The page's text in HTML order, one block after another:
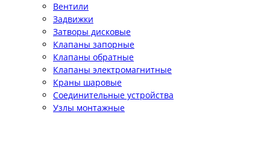
Вентили
Задвижки
Затворы дисковые
Клапаны запорные
Клапаны обратные
Клапаны электромагнитные
Краны шаровые
Соединительные устройства
Узлы монтажные